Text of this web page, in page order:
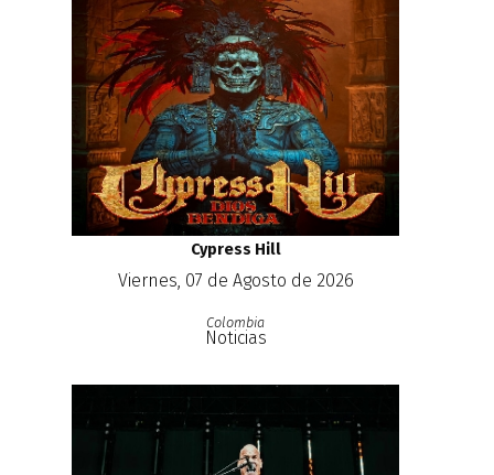
Cypress Hill
Viernes, 07 de Agosto de 2026
Colombia
Noticias